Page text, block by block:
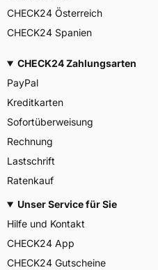
CHECK24 Österreich
CHECK24 Spanien
CHECK24 Zahlungsarten
PayPal
Kreditkarten
Sofortüberweisung
Rechnung
Lastschrift
Ratenkauf
Unser Service für Sie
Hilfe und Kontakt
CHECK24 App
CHECK24 Gutscheine